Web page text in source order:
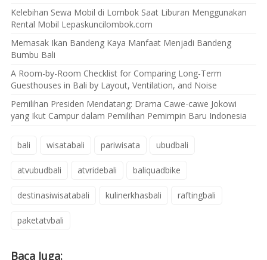
Kelebihan Sewa Mobil di Lombok Saat Liburan Menggunakan
Rental Mobil Lepaskuncilombok.com
Memasak Ikan Bandeng Kaya Manfaat Menjadi Bandeng
Bumbu Bali
A Room-by-Room Checklist for Comparing Long-Term
Guesthouses in Bali by Layout, Ventilation, and Noise
Pemilihan Presiden Mendatang: Drama Cawe-cawe Jokowi
yang Ikut Campur dalam Pemilihan Pemimpin Baru Indonesia
bali wisatabali pariwisata ubudbali
atvubudbali atvridebali baliquadbike
destinasiwisatabali kulinerkhasbali raftingbali
paketatvbali
Baca Juga: